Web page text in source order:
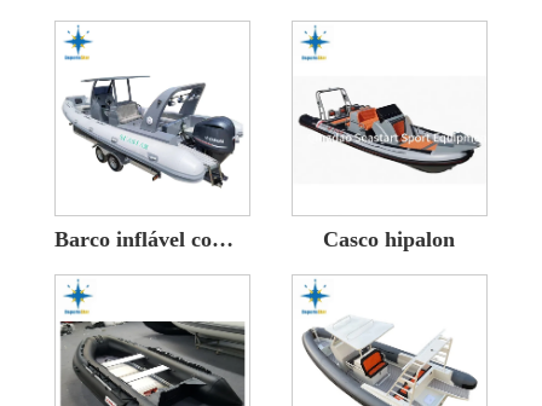
Barco inflável com reforço de água salgada de 28 pés Casco hipalon